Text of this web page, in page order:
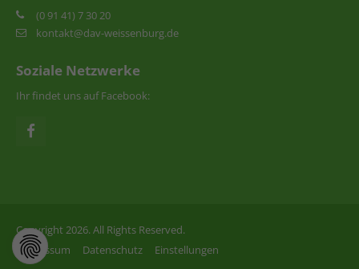
(0 91 41) 7 30 20
kontakt@dav-weissenburg.de
Soziale Netzwerke
Ihr findet uns auf Facebook:
Copyright 2026. All Rights Reserved.
Impressum
Datenschutz Einstellungen